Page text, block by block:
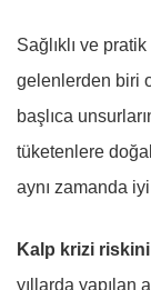
Sağlıklı ve
gelenlerden biri
başlıca
tüketenlere
aynı zamanda
Kalp krizi riskini
yıllarda yapılan